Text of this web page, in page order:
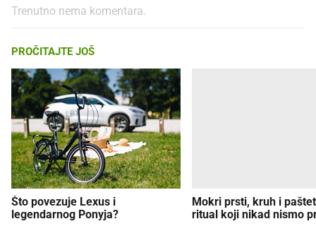
Trenutno nema komentara.
PROČITAJTE JOŠ
Što povezuje Lexus i
legendarnog Ponyja?
Mokri prsti, kruh i
ritual koji nikad nismo